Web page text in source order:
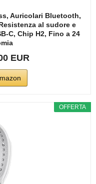
Auricolari Bluetooth,
al sudore e
C, Chip H2, Fino a 24
EUR
OFFERTA